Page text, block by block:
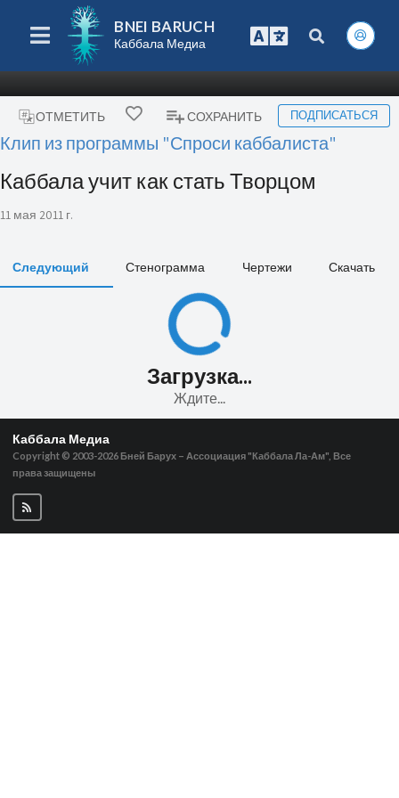
BNEI BARUCH
Каббала Медиа
ОТМЕТИТЬ СОХРАНИТЬ ПОДПИСАТЬСЯ
Клип из программы "Спроси каббалиста"
Каббала учит как стать Творцом
11 мая 2011 г.
Следующий Стенограмма Чертежи Скачать
Загрузка...
Ждите...
Каббала Медиа
Copyright © 2003-2026 Бней Барух – Ассоциация "Каббала Ла-Ам", Все
права защищены